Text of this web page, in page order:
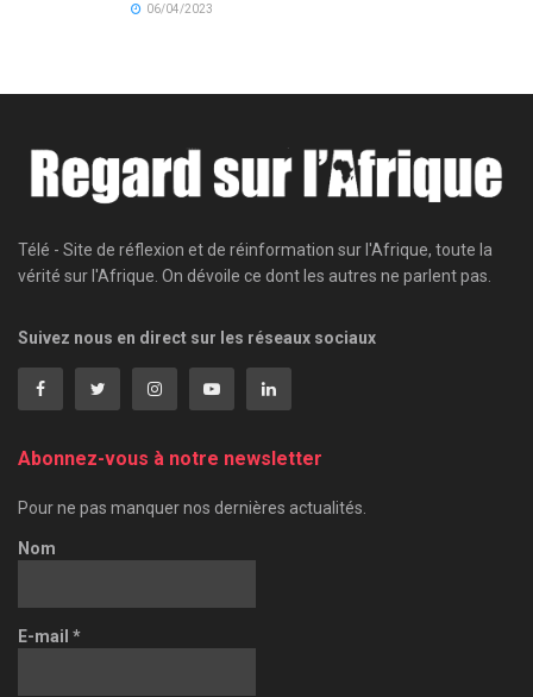
06/04/2023
Télé - Site de réflexion et de réinformation sur l'Afrique, toute la
vérité sur l'Afrique. On dévoile ce dont les autres ne parlent pas.
Suivez nous en direct sur les réseaux sociaux
Abonnez-vous à notre newsletter
Pour ne pas manquer nos dernières actualités.
Nom
E-mail *